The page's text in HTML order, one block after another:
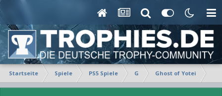
Startseite Spiele PS5 Spiele G Ghost of Yotei